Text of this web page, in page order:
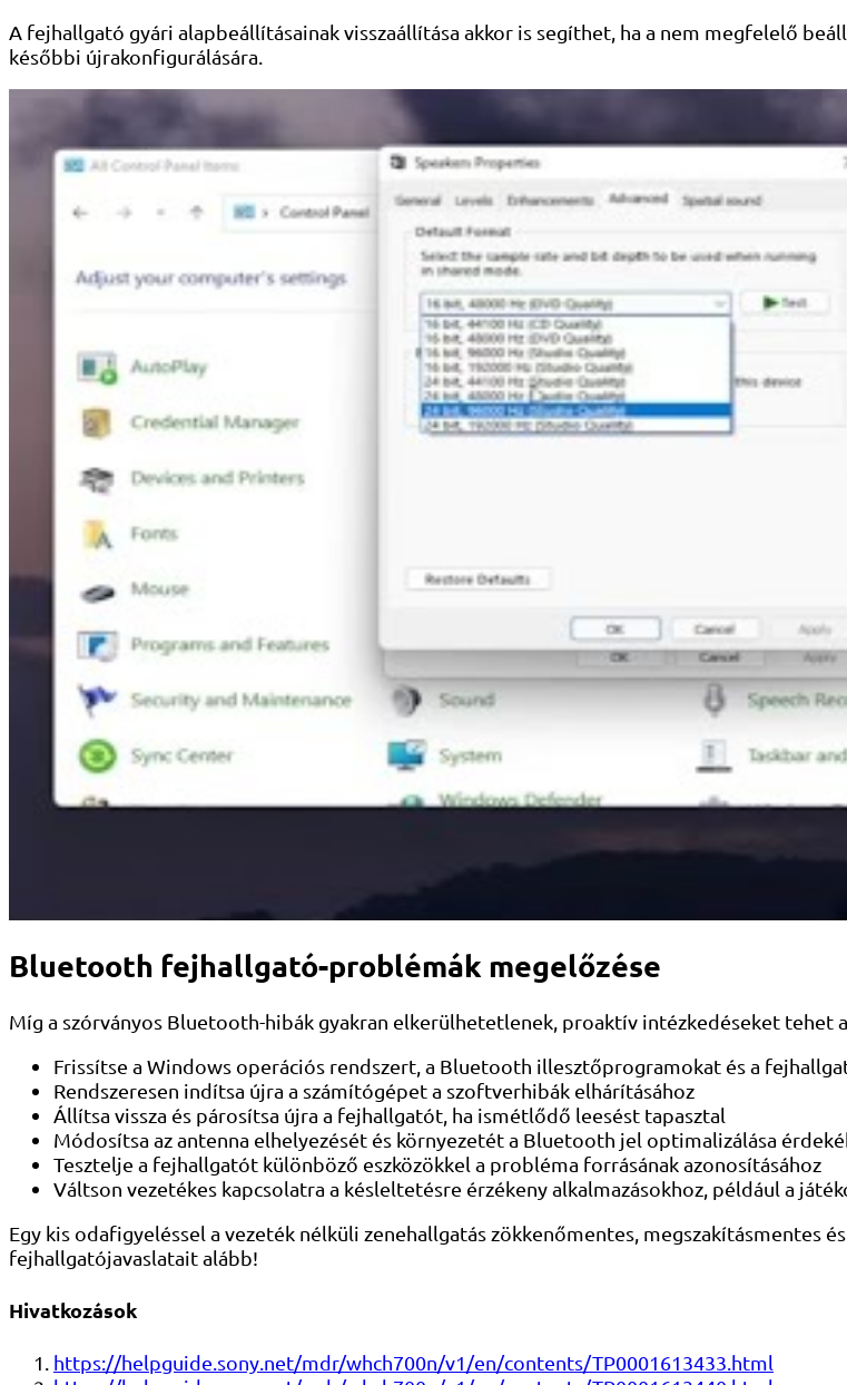
A fejhallgató gyári alapbeállításainak visszaállítása akkor is segíthet, ha a nem megfelelő
későbbi újrakonfigurálására.
Bluetooth fejhallgató-problémák megelőzése
Míg a szórványos Bluetooth-hibák gyakran elkerülhetetlenek, proaktív intézkedéseket tehet
Frissítse a Windows operációs rendszert, a Bluetooth illesztőprogramokat és a
Rendszeresen indítsa újra a számítógépet a szoftverhibák elhárításához
Állítsa vissza és párosítsa újra a fejhallgatót, ha ismétlődő leesést tapasztal
Módosítsa az antenna elhelyezését és környezetét a Bluetooth jel optimalizálása
Tesztelje a fejhallgatót különböző eszközökkel a probléma forrásának azonosításához
Váltson vezetékes kapcsolatra a késleltetésre érzékeny alkalmazásokhoz, például a
Egy kis odafigyeléssel a vezeték nélküli zenehallgatás zökkenőmentes, megszakításmentes
fejhallgatójavaslatait alább!
Hivatkozások
https://helpguide.sony.net/mdr/whch700n/v1/en/contents/TP0001613433.html